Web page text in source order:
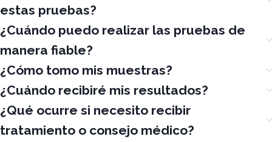
estas pruebas?
¿Cuándo puedo realizar las pruebas de
manera fiable?
¿Cómo tomo mis muestras?
¿Cuándo recibiré mis resultados?
¿Qué ocurre si necesito recibir
tratamiento o consejo médico?